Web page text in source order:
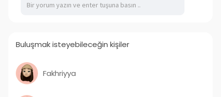
Buluşmak isteyebileceğin kişiler
Fakhriyya